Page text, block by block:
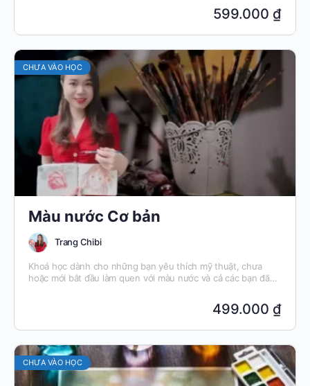
599.000 ₫
CHƯA VÀO HỌC
Màu nước Cơ bản
Trang Chibi
Khoá học dành cho những bạn yêu thích mỹ thuật, chưa
hoặc mới bắt đầu làm quen với màu nước và cả các bạn đã
499.000 ₫
CHƯA VÀO HỌC